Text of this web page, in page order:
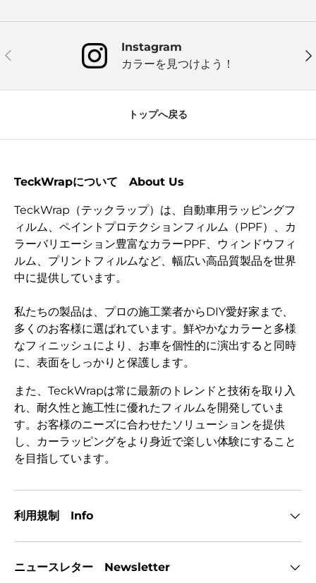
前 次
Instagram
カラーを見つけよう！
トップへ戻る
TeckWrapについて About Us
TeckWrap（テックラップ）は、自動車用ラッピングフ
ィルム、ペイントプロテクションフィルム（PPF）、カ
ラーバリエーション豊富なカラーPPF、ウィンドウフィ
ルム、プリントフィルムなど、幅広い高品質製品を世界
中に提供しています。
私たちの製品は、プロの施工業者からDIY愛好家まで、
多くのお客様に選ばれています。鮮やかなカラーと多様
なフィニッシュにより、お車を個性的に演出すると同時
に、表面をしっかりと保護します。
また、TeckWrapは常に最新のトレンドと技術を取り入
れ、耐久性と施工性に優れたフィルムを開発していま
す。お客様のニーズに合わせたソリューションを提供
し、カーラッピングをより身近で楽しい体験にすること
を目指しています。
利用規制 Info
ニュースレター Newsletter